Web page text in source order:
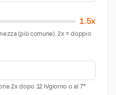
1.5x
(più comune). 2x = doppio
2x dopo 12 h/giorno o al 7°